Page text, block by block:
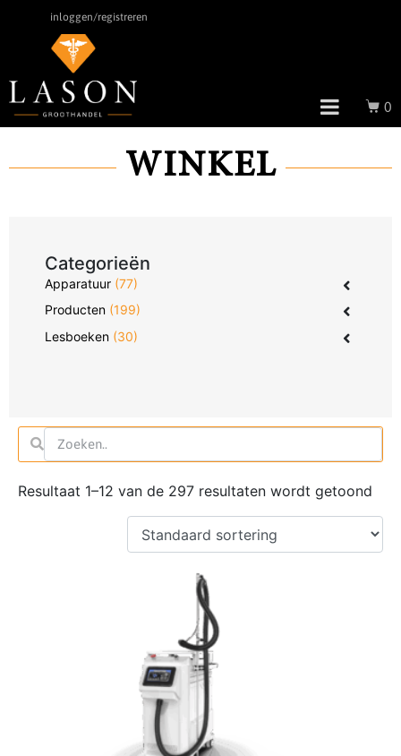
inloggen/registreren
0
WINKEL
Categorieën
Apparatuur (77)
Producten (199)
Lesboeken (30)
Resultaat 1–12 van de 297 resultaten wordt getoond